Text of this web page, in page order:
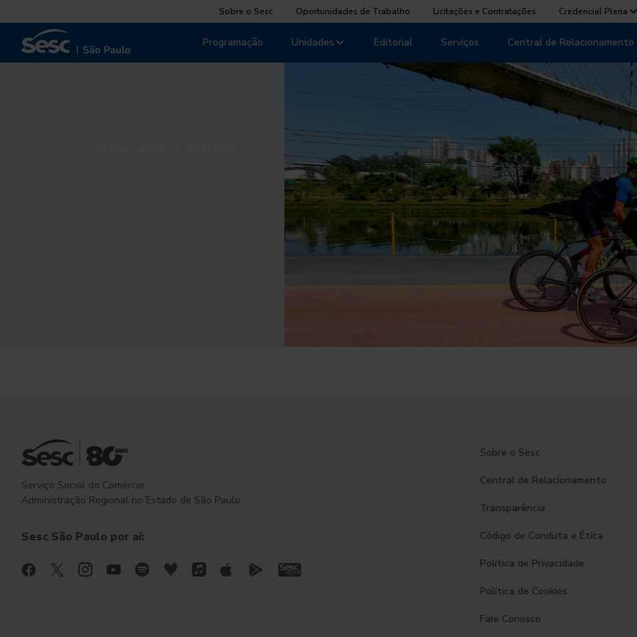
Sobre o Sesc Oportunidades de Trabalho Licitações e Contratações Credencial Plena
Unidades
Programação Editorial Serviços Central de Relacionamento
Serviço Social do Comércio
Administração Regional no Estado de São Paulo
Sesc São Paulo por aí:
Sobre o Sesc
Central de Relacionamento
Transparência
Código de Conduta e Ética
Política de Privacidade
Política de Cookies
Fale Conosco